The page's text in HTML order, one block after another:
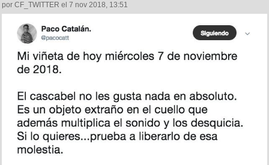
por CF_TWITTER el 7 nov 2018, 13:51